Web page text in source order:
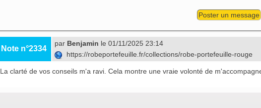
Poster un message
Note n°2334
par Benjamin le 01/11/2025 23:14
https://robeportefeuille.fr/collections/robe-portefeuille-rouge
La clarté de vos conseils m'a ravi. Cela montre une vraie volonté de